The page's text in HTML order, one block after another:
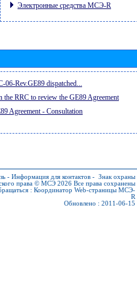
Электронные средства МСЭ-R
Rev.GE89 dispatched...
the RRC to review the GE89 Agreement
Agreement - Consultation
- Информация для контактов - Знак охраны
права © МСЭ 2026 Все права сохранены
: Координатор Web-страницы МСЭ-
R
Обновлено : 2011-06-15